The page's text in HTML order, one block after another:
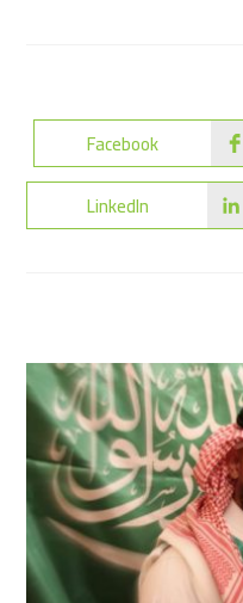
Facebook
LinkedIn